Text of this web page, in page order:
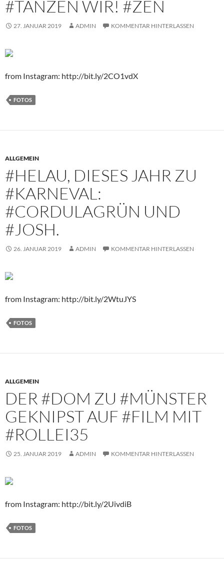
#TANZEN WIR! #ZEN
27. JANUAR 2019 ADMIN KOMMENTAR HINTERLASSEN
from Instagram: http://bit.ly/2CO1vdX
FOTOS
ALLGEMEIN
#HELAU, DIESES JAHR ZU
#KARNEVAL:
#CORDULAGRÜN UND
#JOSH.
26. JANUAR 2019 ADMIN KOMMENTAR HINTERLASSEN
from Instagram: http://bit.ly/2WtuJYS
FOTOS
ALLGEMEIN
DER #DOM ZU #MÜNSTER
GEKNIPST AUF #FILM MIT
#ROLLEI35
25. JANUAR 2019 ADMIN KOMMENTAR HINTERLASSEN
from Instagram: http://bit.ly/2UivdiB
FOTOS